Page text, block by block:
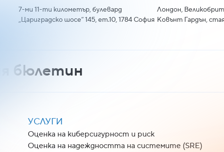
7-ми 11-ти километър, булевард
„Цариградско шосе“ 145, ет.10, 1784 София
Лондон,
Ковънт Гардън,
бюлетин
УСЛУГИ
Оценка на киберсигурност и риск
Оценка на надеждността на системите (SRE)